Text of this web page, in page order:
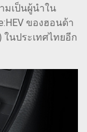
มเป็นผู้นำใน
ของฮอนด้า
นประเทศไทยอีก